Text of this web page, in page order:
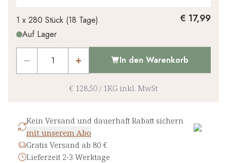
1 x 280 Stück (18 Tage)
Auf Lager
€ 17,99
In den Warenkorb
€ 128,50 / 1KG inkl. MwSt
Kein Versand und dauerhaft Rabatt sichern
mit unserem Abo
Gratis Versand ab 80 €
Lieferzeit 2-3 Werktage